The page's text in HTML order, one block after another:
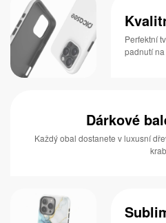
Perfektní
padnutí
Dárkové
Každý obal dostanete v luxusní